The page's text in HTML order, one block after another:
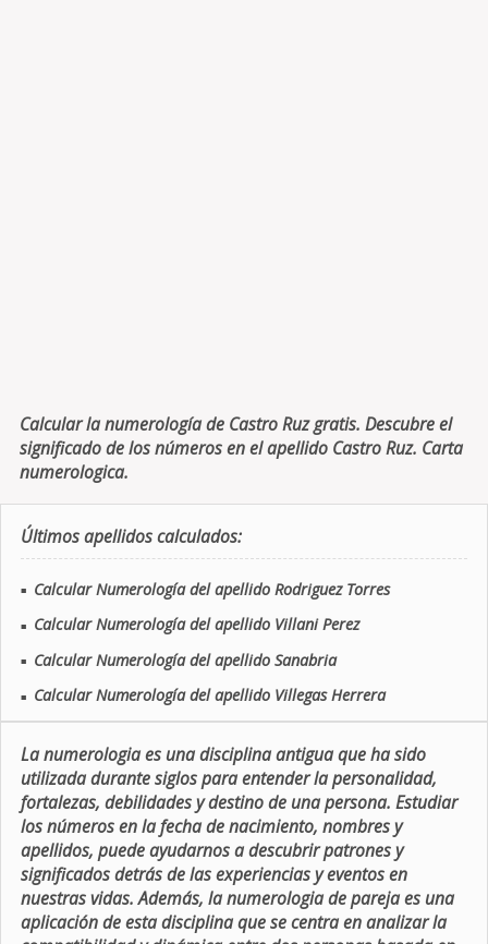
Calcular la numerología de Castro Ruz gratis. Descubre el
significado de los números en el apellido Castro Ruz. Carta
numerologica.
Últimos apellidos calculados:
■ Calcular Numerología del apellido Rodriguez Torres
■ Calcular Numerología del apellido Villani Perez
■ Calcular Numerología del apellido Sanabria
■ Calcular Numerología del apellido Villegas Herrera
La numerologia es una disciplina antigua que ha sido
utilizada durante siglos para entender la personalidad,
fortalezas, debilidades y destino de una persona. Estudiar
los números en la fecha de nacimiento, nombres y
apellidos, puede ayudarnos a descubrir patrones y
significados detrás de las experiencias y eventos en
nuestras vidas. Además, la numerologia de pareja es una
aplicación de esta disciplina que se centra en analizar la